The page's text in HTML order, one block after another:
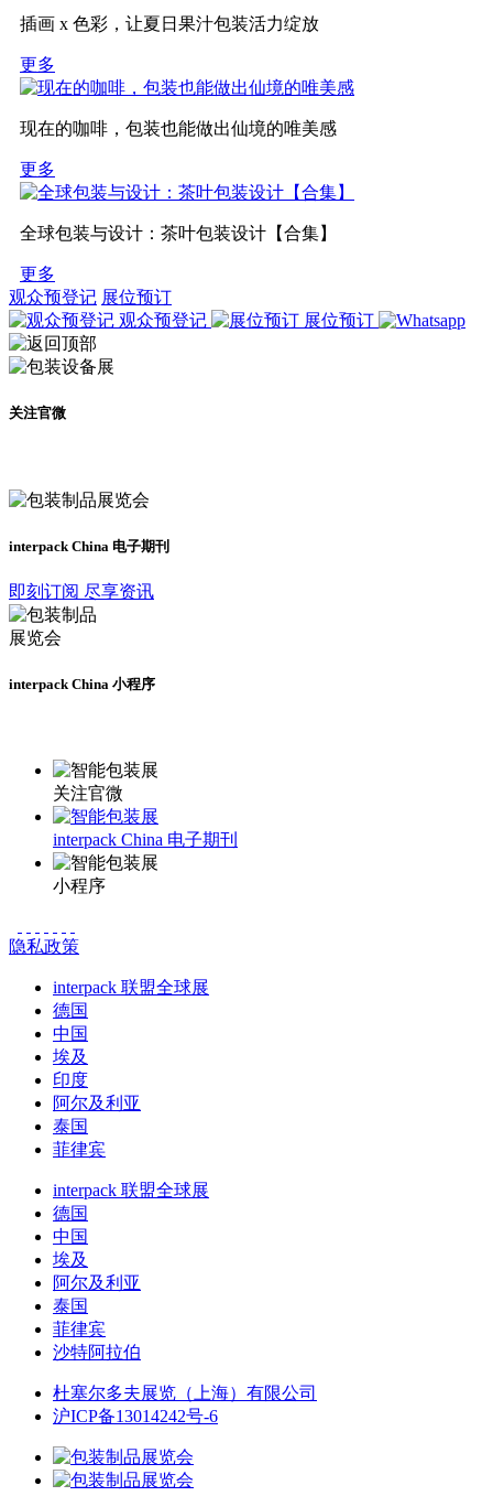
插画 x 色彩，让夏日果汁包装活力绽放
更多
现在的咖啡，包装也能做出仙境的唯美感
更多
全球包装与设计：茶叶包装设计【合集】
更多
观众预登记 展位预订
观众预登记
展位预订
关注官微
interpack China 电子期刊
即刻订阅 尽享资讯
interpack China 小程序
关注官微
interpack China 电子期刊
小程序
隐私政策
interpack 联盟全球展
德国
中国
埃及
印度
阿尔及利亚
泰国
菲律宾
interpack 联盟全球展
德国
中国
埃及
阿尔及利亚
泰国
菲律宾
沙特阿拉伯
杜塞尔多夫展览（上海）有限公司
沪ICP备13014242号-6